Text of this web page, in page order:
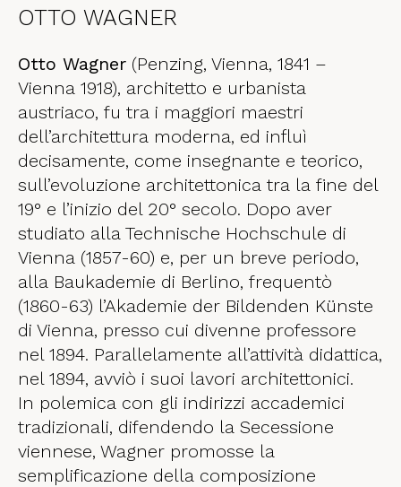
OTTO WAGNER
Otto Wagner (Penzing, Vienna, 1841 –
Vienna 1918), architetto e urbanista
austriaco, fu tra i maggiori maestri
dell’architettura moderna, ed influì
decisamente, come insegnante e teorico,
sull’evoluzione architettonica tra la fine del
19° e l’inizio del 20° secolo. Dopo aver
studiato alla Technische Hochschule di
Vienna (1857-60) e, per un breve periodo,
alla Baukademie di Berlino, frequentò
(1860-63) l’Akademie der Bildenden Künste
di Vienna, presso cui divenne professore
nel 1894. Parallelamente all’attività didattica,
nel 1894, avviò i suoi lavori architettonici.
In polemica con gli indirizzi accademici
tradizionali, difendendo la Secessione
viennese, Wagner promosse la
semplificazione della composizione